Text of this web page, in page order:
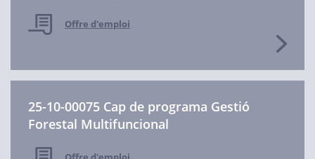
Offre d'emploi
25-10-00075 Cap de programa Gestió
Forestal Multifuncional